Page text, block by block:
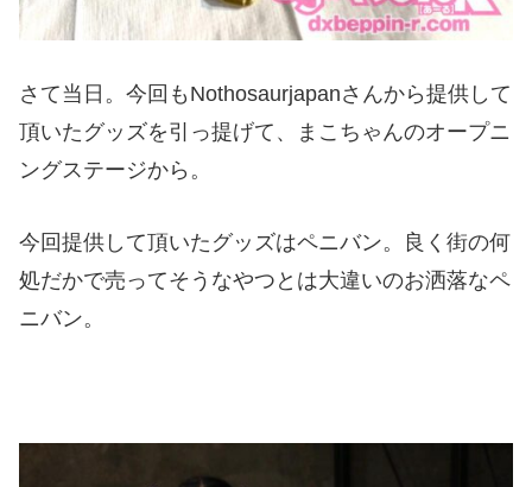
さて当日。今回もNothosaurjapanさんから提供して
頂いたグッズを引っ提げて、まこちゃんのオープニ
ングステージから。
今回提供して頂いたグッズはペニバン。良く街の何
処だかで売ってそうなやつとは大違いのお洒落なペ
ニバン。